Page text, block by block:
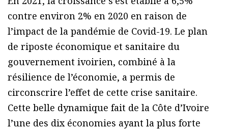
contre environ 2% en 2020 en raison de
l’impact de la pandémie de Covid-19. Le plan
de riposte économique et sanitaire du
gouvernement ivoirien, combiné à la
résilience de l’économie, a permis de
circonscrire l’effet de cette crise sanitaire.
Cette belle dynamique fait de la Côte d’Ivoire
l’une des dix économies ayant la plus forte